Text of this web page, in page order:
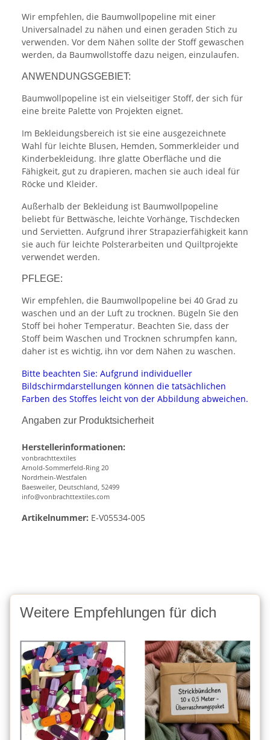
Wir empfehlen, die Baumwollpopeline mit einer
Universalnadel zu nähen und einen geraden Stich zu
verwenden. Vor dem Nähen sollte der Stoff gewaschen
werden, da Baumwollstoffe dazu neigen, einzulaufen.
ANWENDUNGSGEBIET:
Baumwollpopeline ist ein vielseitiger Stoff, der sich für
eine breite Palette von Projekten eignet.
Im Bekleidungsbereich ist sie eine ausgezeichnete
Wahl für leichte Blusen, Hemden, Sommerkleider und
Kinderbekleidung. Ihre glatte Oberfläche und die
Fähigkeit, gut zu drapieren, machen sie auch ideal für
Röcke und Kleider.
Außerhalb der Bekleidung ist Baumwollpopeline
beliebt für Bettwäsche, leichte Vorhänge, Tischdecken
und Servietten. Aufgrund ihrer Strapazierfähigkeit kann
sie auch für leichte Polsterarbeiten und Quiltprojekte
verwendet werden.
PFLEGE:
Wir empfehlen, die Baumwollpopeline bei 40 Grad zu
waschen und an der Luft zu trocknen. Bügeln Sie den
Stoff bei hoher Temperatur. Beachten Sie, dass der
Stoff beim Waschen und Trocknen schrumpfen kann,
daher ist es wichtig, ihn vor dem Nähen zu waschen.
Bitte beachten Sie: Aufgrund individueller
Bildschirmdarstellungen können die tatsächlichen
Farben des Stoffes leicht von der Abbildung abweichen.
Angaben zur Produktsicherheit
Herstellerinformationen:
vonbrachttextiles
Arnold-Sommerfeld-Ring 20
Nordrhein-Westfalen
Baesweiler, Deutschland, 52499
info@vonbrachttextiles.com
Artikelnummer: E-V05534-005
Weitere Empfehlungen für dich